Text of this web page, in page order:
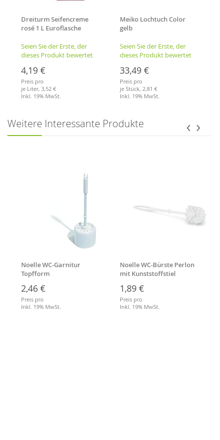
Dreiturm Seifencreme
rosé 1 L Euroflasche
Seien Sie der Erste, der
dieses Produkt bewertet
4,19 €
Preis pro
je Liter, 3,52 €
Inkl. 19% MwSt.
Meiko Lochtuch Color
gelb
Seien Sie der Erste, der
dieses Produkt bewertet
33,49 €
Preis pro
je Stück, 2,81 €
Inkl. 19% MwSt.
Weitere Interessante Produkte
Noelle WC-Garnitur
Topfform
2,46 €
Preis pro
Inkl. 19% MwSt.
Noelle WC-Bürste Perlon
mit Kunststoffstiel
1,89 €
Preis pro
Inkl. 19% MwSt.
‹ ›